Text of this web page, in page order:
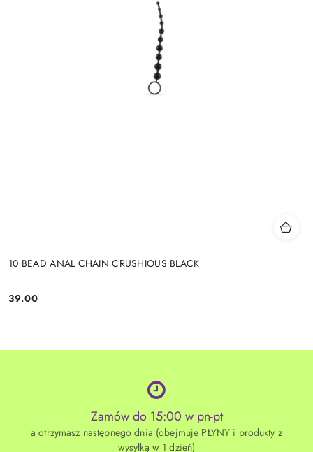
10 BEAD ANAL CHAIN CRUSHIOUS BLACK
Cena:
39.00
Zamów do 15:00 w pn-pt
a otrzymasz następnego dnia (obejmuje PŁYNY i produkty z
wysyłką w 1 dzień)